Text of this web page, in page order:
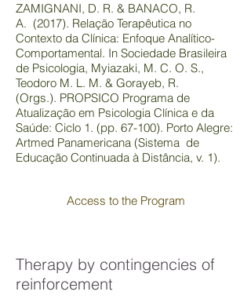
ZAMIGNANI, D. R. & BANACO, R.
A. (2017). Relação Terapêutica no
Contexto da Clínica: Enfoque Analítico-
Comportamental. In Sociedade Brasileira
de Psicologia, Myiazaki, M. C. O. S.,
Teodoro M. L. M. & Gorayeb, R.
(Orgs.). PROPSICO Programa de
Atualização em Psicologia Clínica e da
Saúde: Ciclo 1. (pp. 67-100). Porto Alegre:
Artmed Panamericana (Sistema de
Educação Continuada à Distância, v. 1).
Access to the Program
Therapy by contingencies of
reinforcement